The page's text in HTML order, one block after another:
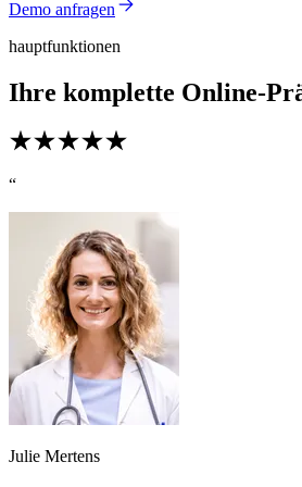
Demo anfragen
hauptfunktionen
Ihre komplette Online-
“
Julie Mertens